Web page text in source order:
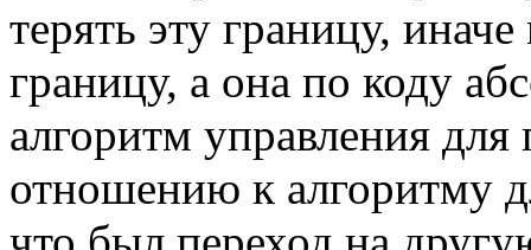
терять эту границу,
границу, а она по коду
алгоритм управления
отношению к алгоритму